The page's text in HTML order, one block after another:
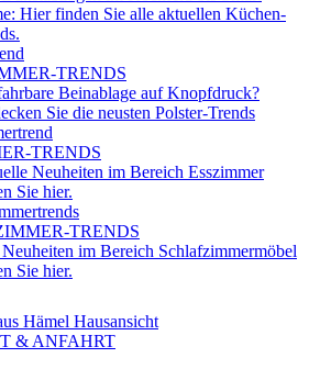
Hier finden Sie alle aktuellen Küchen-
TRENDS
Beinablage auf Knopfdruck?
Sie die neusten Polster-Trends
TRENDS
Neuheiten im Bereich Esszimmer
Sie hier.
TRENDS
im Bereich Schlafzimmermöbel
Sie hier.
& ANFAHRT